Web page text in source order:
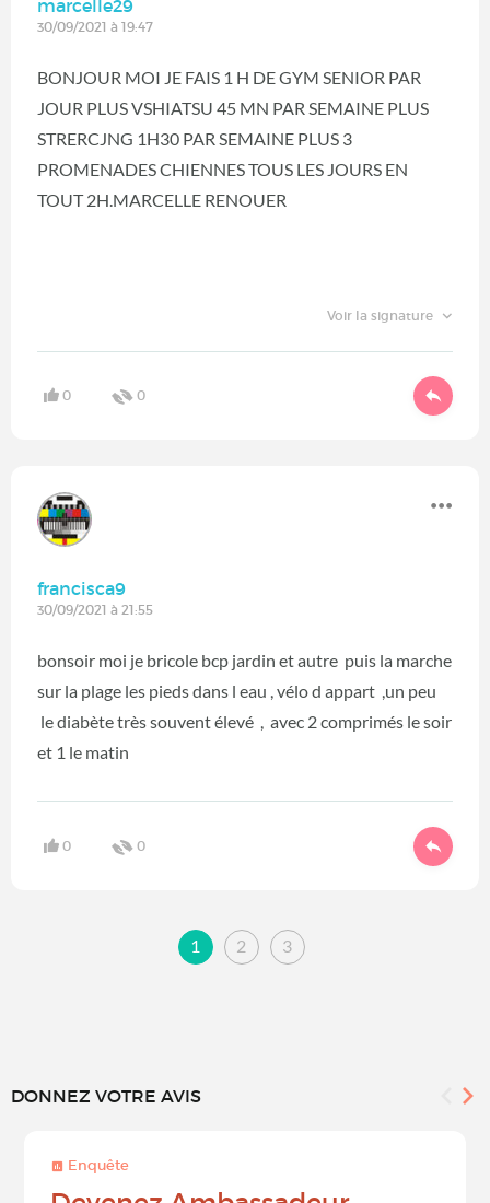
marcelle29
30/09/2021 à 19:47
BONJOUR MOI JE FAIS 1 H DE GYM SENIOR PAR
JOUR PLUS VSHIATSU 45 MN PAR SEMAINE PLUS
STRERCJNG 1H30 PAR SEMAINE PLUS 3
PROMENADES CHIENNES TOUS LES JOURS EN
TOUT 2H.MARCELLE RENOUER
Voir la signature
0 0
francisca9
30/09/2021 à 21:55
bonsoir moi je bricole bcp jardin et autre puis la marche
sur la plage les pieds dans l eau , vélo d appart ,un peu
le diabète très souvent élevé , avec 2 comprimés le soir
et 1 le matin
0 0
1 2 3
DONNEZ VOTRE AVIS
Enquête